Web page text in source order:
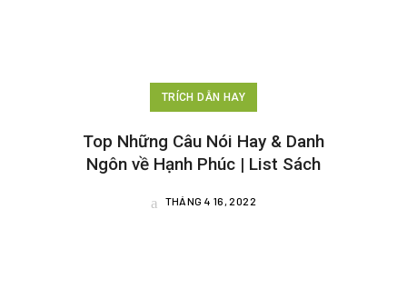
TRÍCH DẪN HAY
Top Những Câu Nói Hay & Danh
Ngôn về Hạnh Phúc | List Sách
THÁNG 4 16, 2022